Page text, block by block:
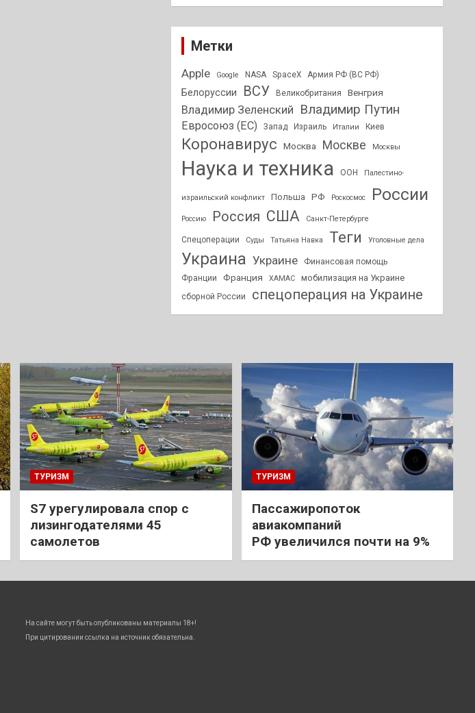
Метки
Apple Google NASA SpaceX Армия РФ (ВС РФ)
Белоруссии ВСУ Великобритания Венгрия
Владимир Зеленский Владимир Путин
Евросоюз (ЕС) Запад Израиль Италии Киев
Коронавирус Москва Москве Москвы
Наука и техника ООН Палестино-
израильский конфликт Польша РФ Роскосмос России
Россию Россия США Санкт-Петербурге
Спецоперации Суды Татьяна Навка Теги Уголовные дела
Украина Украине
Финансовая помощь
Франции
Франция ХАМАС мобилизация на Украине
сборной России спецоперация на Украине
ТУРИЗМ
S7 урегулировала спор с
лизингодателями 45
самолетов
ТУРИЗМ
Пассажиропоток
авиакомпаний
РФ увеличился почти на 9%
На сайте могут быть опубликованы материалы 18+!
При цитировании ссылка на источник обязательна.